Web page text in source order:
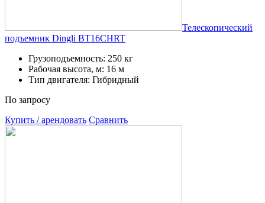
Телескопический
подъемник Dingli BT16CHRT
Грузоподъемность: 250 кг
Рабочая высота, м: 16 м
Тип двигателя: Гибридный
По запросу
Купить / арендовать Сравнить